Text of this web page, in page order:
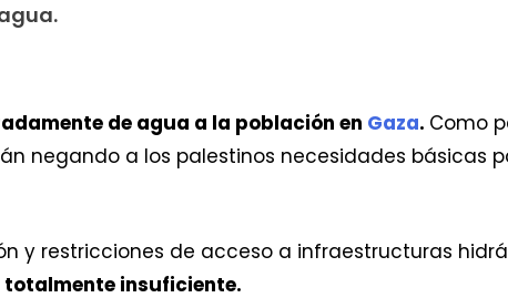
de agua a la población en Gaza. Como
negando a los palestinos necesidades básicas
y restricciones de acceso a infraestructuras
totalmente insuficiente.